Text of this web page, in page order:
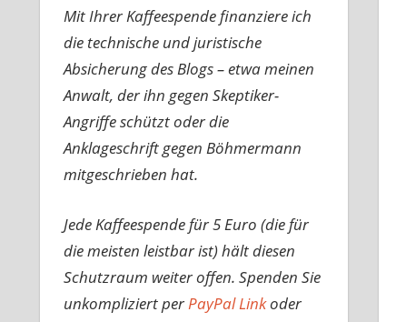
Mit Ihrer Kaffeespende finanziere ich
die technische und juristische
Absicherung des Blogs – etwa meinen
Anwalt, der ihn gegen Skeptiker-
Angriffe schützt oder die
Anklageschrift gegen Böhmermann
mitgeschrieben hat.
Jede Kaffeespende für 5 Euro (die für
die meisten leistbar ist) hält diesen
Schutzraum weiter offen. Spenden Sie
unkompliziert perPayPal Linkoder